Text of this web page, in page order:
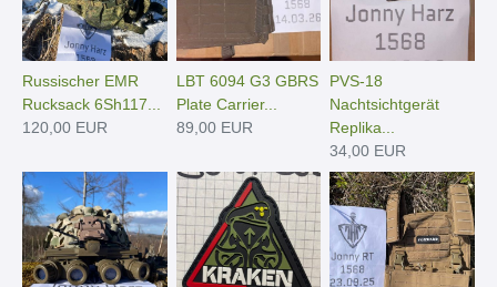
Russischer EMR
Rucksack 6Sh117...
120,00 EUR
LBT 6094 G3 GBRS
Plate Carrier...
89,00 EUR
PVS-18
Nachtsichtgerät
Replika...
34,00 EUR